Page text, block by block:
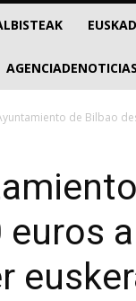
AGENCIADENOTICIAS
de Bilbao